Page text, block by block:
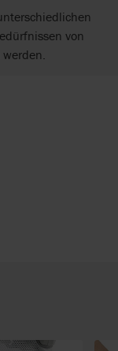
von